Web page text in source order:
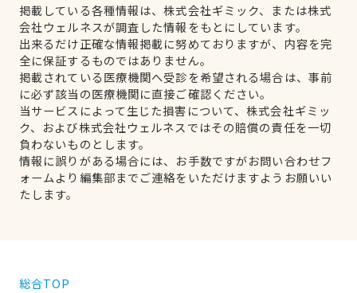
掲載している各種情報は、株式会社ギミック、または株式
会社ウェルネスが調査した情報をもとにしています。
出来るだけ正確な情報掲載に努めておりますが、内容を完
全に保証するものではありません。
掲載されている医療機関へ受診を希望される場合は、事前
に必ず該当の医療機関に直接ご確認ください。
当サービスによって生じた損害について、株式会社ギミッ
ク、および株式会社ウェルネスではその賠償の責任を一切
負わないものとします。
情報に誤りがある場合には、お手数ですがお問い合わせフ
ォームより編集部までご連絡をいただけますようお願いい
たします。
総合TOP